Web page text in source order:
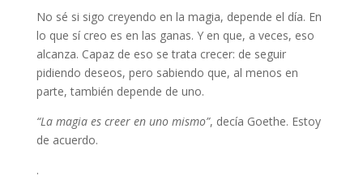
No sé si sigo creyendo en la magia, depende el día. En
lo que sí creo es en las ganas. Y en que, a veces, eso
alcanza. Capaz de eso se trata crecer: de seguir
pidiendo deseos, pero sabiendo que, al menos en
parte, también depende de uno.
“La magia es creer en uno mismo”, decía Goethe. Estoy
de acuerdo.
.